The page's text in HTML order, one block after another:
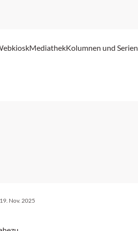
MediathekKolumnen und Serien
19. Nov. 2025